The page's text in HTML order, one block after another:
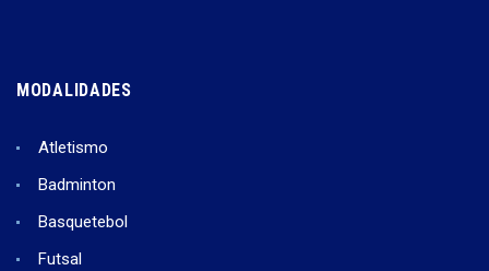
MODALIDADES
Atletismo
Badminton
Basquetebol
Futsal